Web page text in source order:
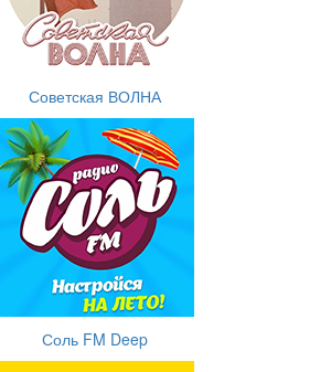
Советская ВОЛНА
Соль FM Deep